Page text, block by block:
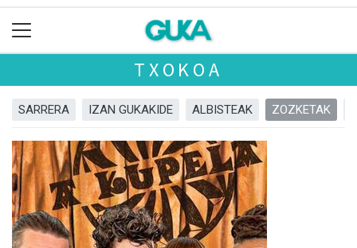
TXOKOA
SARRERA IZAN GUKAKIDE ALBISTEAK ZOZKETAK